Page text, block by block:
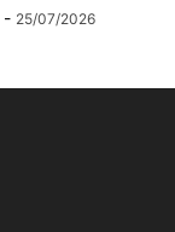
- 25/07/2026